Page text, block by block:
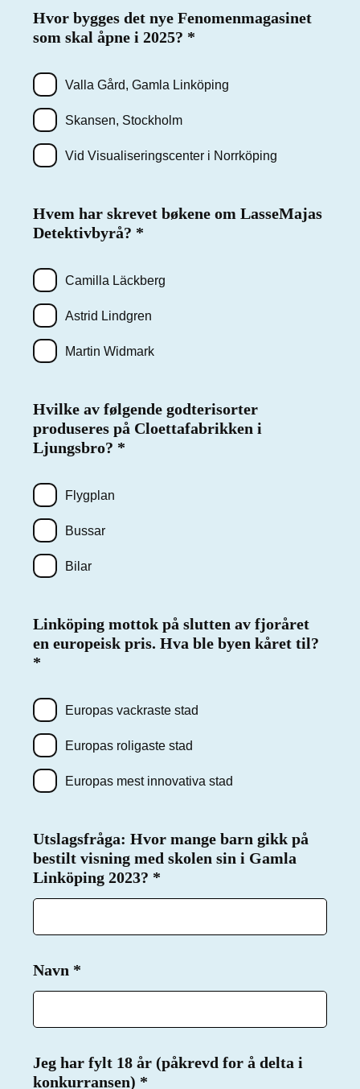
Hvor bygges det nye Fenomenmagasinet
som skal åpne i 2025? Påkrevd
*
Valla Gård, Gamla Linköping
Skansen, Stockholm
Vid Visualiseringscenter i Norrköping
Hvem har skrevet bøkene om LasseMajas
Detektivbyrå? Påkrevd
*
Camilla Läckberg
Astrid Lindgren
Martin Widmark
Hvilke av følgende godterisorter
produseres på Cloettafabrikken i
Ljungsbro? Påkrevd
*
Flygplan
Bussar
Bilar
Linköping mottok på slutten av fjoråret
en europeisk pris. Hva ble byen kåret til?
Påkrevd
*
Europas vackraste stad
Europas roligaste stad
Europas mest innovativa stad
Utslagsfråga: Hvor mange barn gikk på
bestilt visning med skolen sin i Gamla
Linköping 2023? Påkrevd
*
Navn Påkrevd
*
Jeg har fylt 18 år (påkrevd for å delta i
konkurransen) Påkrevd
*